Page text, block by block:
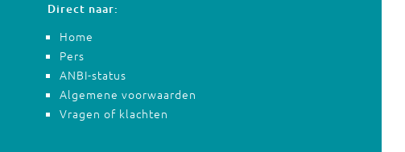
Direct naar:
Home
Pers
ANBI-status
Algemene voorwaarden
Vragen of klachten